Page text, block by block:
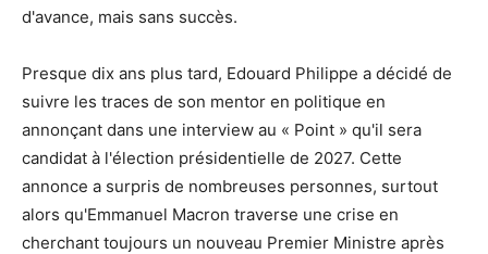
d'avance, mais sans succès.
Presque dix ans plus tard, Edouard Philippe a décidé de
suivre les traces de son mentor en politique en
annonçant dans une interview au « Point » qu'il sera
candidat à l'élection présidentielle de 2027. Cette
annonce a surpris de nombreuses personnes, surtout
alors qu'Emmanuel Macron traverse une crise en
cherchant toujours un nouveau Premier Ministre après